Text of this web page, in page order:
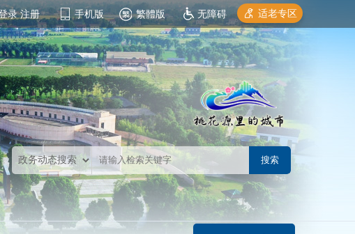
录 注册 手机版 繁體版 无障碍 适老专区